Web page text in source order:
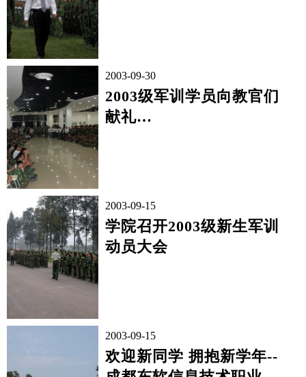
2003-09-30
2003级军训学员向教官们
献礼
2003-09-15
学院召开2003级新生军训
动员大会
2003-09-15
欢迎新同学 拥抱新学年--